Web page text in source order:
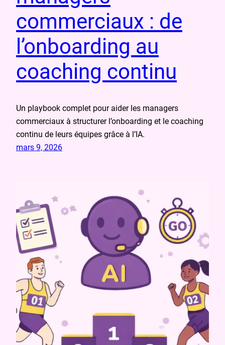
commerciaux : de
l’onboarding au
coaching continu
Un playbook complet pour aider les managers
commerciaux à structurer l’onboarding et le coaching
continu de leurs équipes grâce à l’IA.
mars 9, 2026